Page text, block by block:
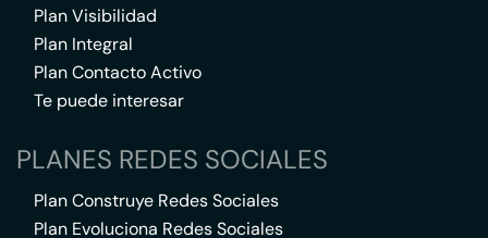
Plan Visibilidad
Plan Integral
Plan Contacto Activo
Te puede interesar
PLANES REDES SOCIALES
Plan Construye Redes Sociales
Plan Evoluciona Redes Sociales